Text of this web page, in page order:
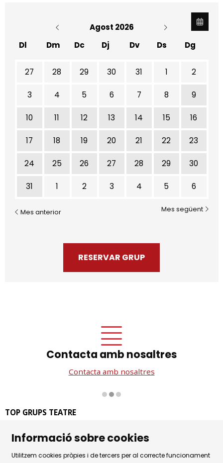
Agost 2026
Dl
Dm Dc Dj Dv Ds Dg
No hi ha cap activitat aquest mes
27 28 29 30 31 1 2
3 4 5 6 7 8 9
10 11 12 13 14 15 16
17 18 19 20 21 22 23
24 25 26 27 28 29 30
31 1 2 3 4 5 6
Mes anterior Mes següent
RESERVAR GRUP
Contacta amb nosaltres
Contacta amb nosaltres
TOP GRUPS TEATRE
08002 Barcelona
Tel. 93 441 39 79
Informació sobre cookies
Utilitzem cookies pròpies i de tercers per al correcte funcionament